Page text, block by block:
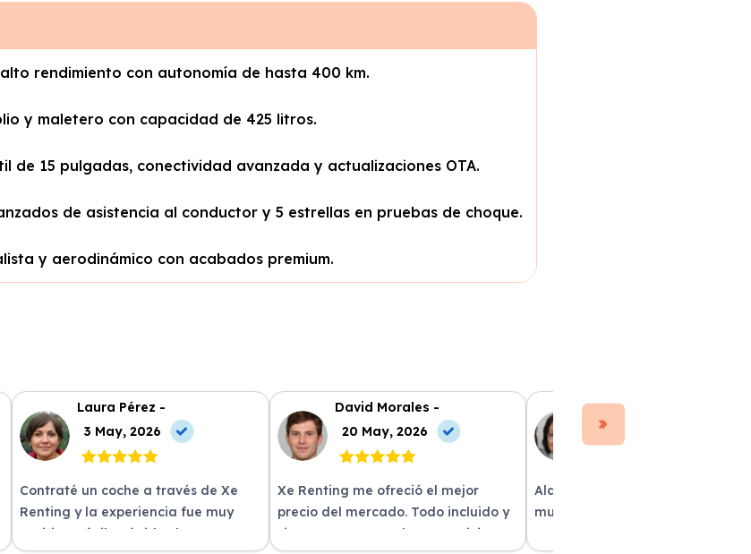
rendimiento con autonomía de hasta 400 km.
y maletero con capacidad de 425 litros.
de 15 pulgadas, conectividad avanzada y actualizaciones OTA.
de asistencia al conductor y 5 estrellas en pruebas de choque.
y aerodinámico con acabados premium.
Laura Pérez -
3 May, 2026
Contraté un coche a través de Xe
Renting y la experiencia fue muy
positiva. Fácil y rápido, ¡los
David Morales -
20 May, 2026
Xe Renting me ofreció el mejor
precio del mercado. Todo incluido y
sin sorpresas. ¡Excelente servicio!
Ana Ruiz -
10 Jun, 2026
Alquilar un coche con Xe
muy sencillo. Tienen una gran